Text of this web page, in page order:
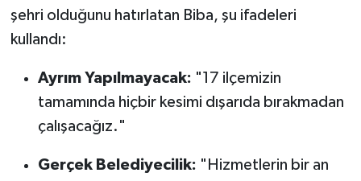
şehri olduğunu hatırlatan Biba, şu ifadeleri
kullandı:
Ayrım Yapılmayacak: "17 ilçemizin
tamamında hiçbir kesimi dışarıda bırakmadan
çalışacağız."
Gerçek Belediyecilik: "Hizmetlerin bir an